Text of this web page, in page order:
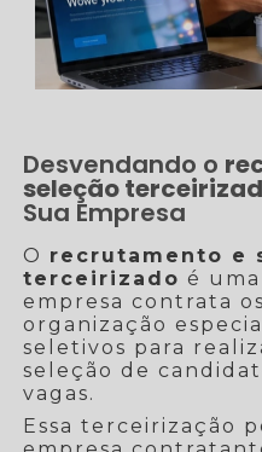
Desvendando o
seleção
Sua Empresa
O recrutamento e
terceirizado é
empresa contrata
organização
seletivos para
seleção de
vagas.
Essa terceirização